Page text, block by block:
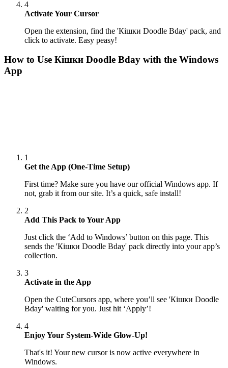
4
Activate Your Cursor
Open the extension, find the 'Кішки Doodle Bday' pack, and
click to activate. Easy peasy!
How to Use Кішки Doodle Bday with the Windows
App
1
Get the App (One-Time Setup)
First time? Make sure you have our official Windows app. If
not, grab it from our site. It’s a quick, safe install!
2
Add This Pack to Your App
Just click the ‘Add to Windows’ button on this page. This
sends the 'Кішки Doodle Bday' pack directly into your app’s
collection.
3
Activate in the App
Open the CuteCursors app, where you’ll see 'Кішки Doodle
Bday' waiting for you. Just hit ‘Apply’!
4
Enjoy Your System-Wide Glow-Up!
That's it! Your new cursor is now active everywhere in
Windows.